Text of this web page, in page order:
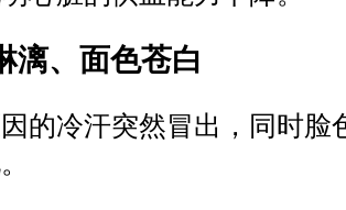
漓、面色苍白
的冷汗突然冒出，同时脸